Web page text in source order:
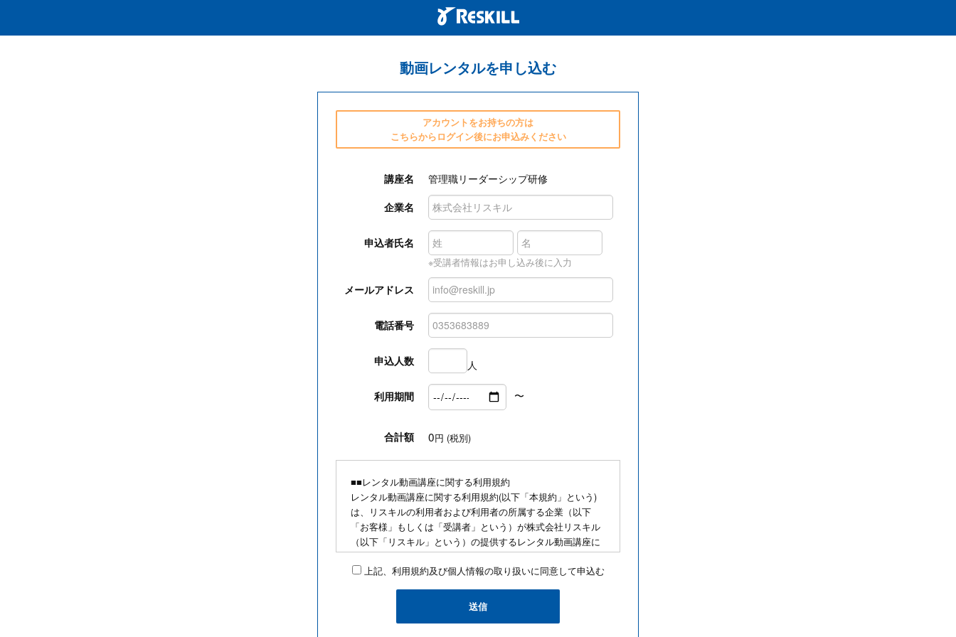
動画レンタルを申し込む
アカウントをお持ちの方は
こちらからログイン後にお申込みください
講座名
管理職リーダーシップ研修
企業名
申込者氏名
※受講者情報はお申し込み後に入力
メールアドレス
電話番号
申込人数 人
利用期間 〜
合計額 0円 (税別)
■■レンタル動画講座に関する利用規約
レンタル動画講座に関する利用規約(以下「本規約」という)
は、リスキルの利用者および利用者の所属する企業（以下
「お客様」もしくは「受講者」という）が株式会社リスキル
（以下「リスキル」という）の提供するレンタル動画講座に
関連する動画教材・テキスト等を利用するにあたり、お客様
に遵守していただく事項を定めたものです。
■申込みに関して
・同業他社および研修講師の方の動画講座の導入、および自
社による研修プログラムの企画の為の情報収集を目的とした
上記、利用規約及び個人情報の取り扱いに同意して申込む